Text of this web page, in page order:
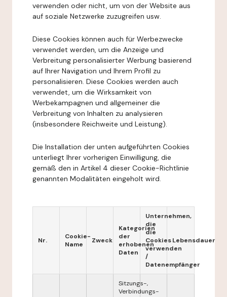
verwenden oder nicht, um von der Website aus
auf soziale Netzwerke zuzugreifen usw.
Diese Cookies können auch für Werbezwecke
verwendet werden, um die Anzeige und
Verbreitung personalisierter Werbung basierend
auf Ihrer Navigation und Ihrem Profil zu
personalisieren. Diese Cookies werden auch
verwendet, um die Wirksamkeit von
Werbekampagnen und allgemeiner die
Verbreitung von Inhalten zu analysieren
(insbesondere Reichweite und Leistung).
Die Installation der unten aufgeführten Cookies
unterliegt Ihrer vorherigen Einwilligung, die
gemäß den in Artikel 4 dieser Cookie-Richtlinie
genannten Modalitäten eingeholt wird.
Nr.
Cookie-
Name
Zweck
Kategorien
der
erhobenen
Daten
Unternehmen,
die
die
Cookies
verwenden
/
Datenempfänger
Lebensdauer
Sitzungs-,
Verbindungs-